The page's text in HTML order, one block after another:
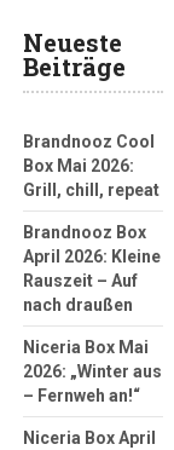
Neueste
Beiträge
Brandnooz Cool
Box Mai 2026:
Grill, chill, repeat
Brandnooz Box
April 2026: Kleine
Rauszeit – Auf
nach draußen
Niceria Box Mai
2026: „Winter aus
– Fernweh an!“
Niceria Box April